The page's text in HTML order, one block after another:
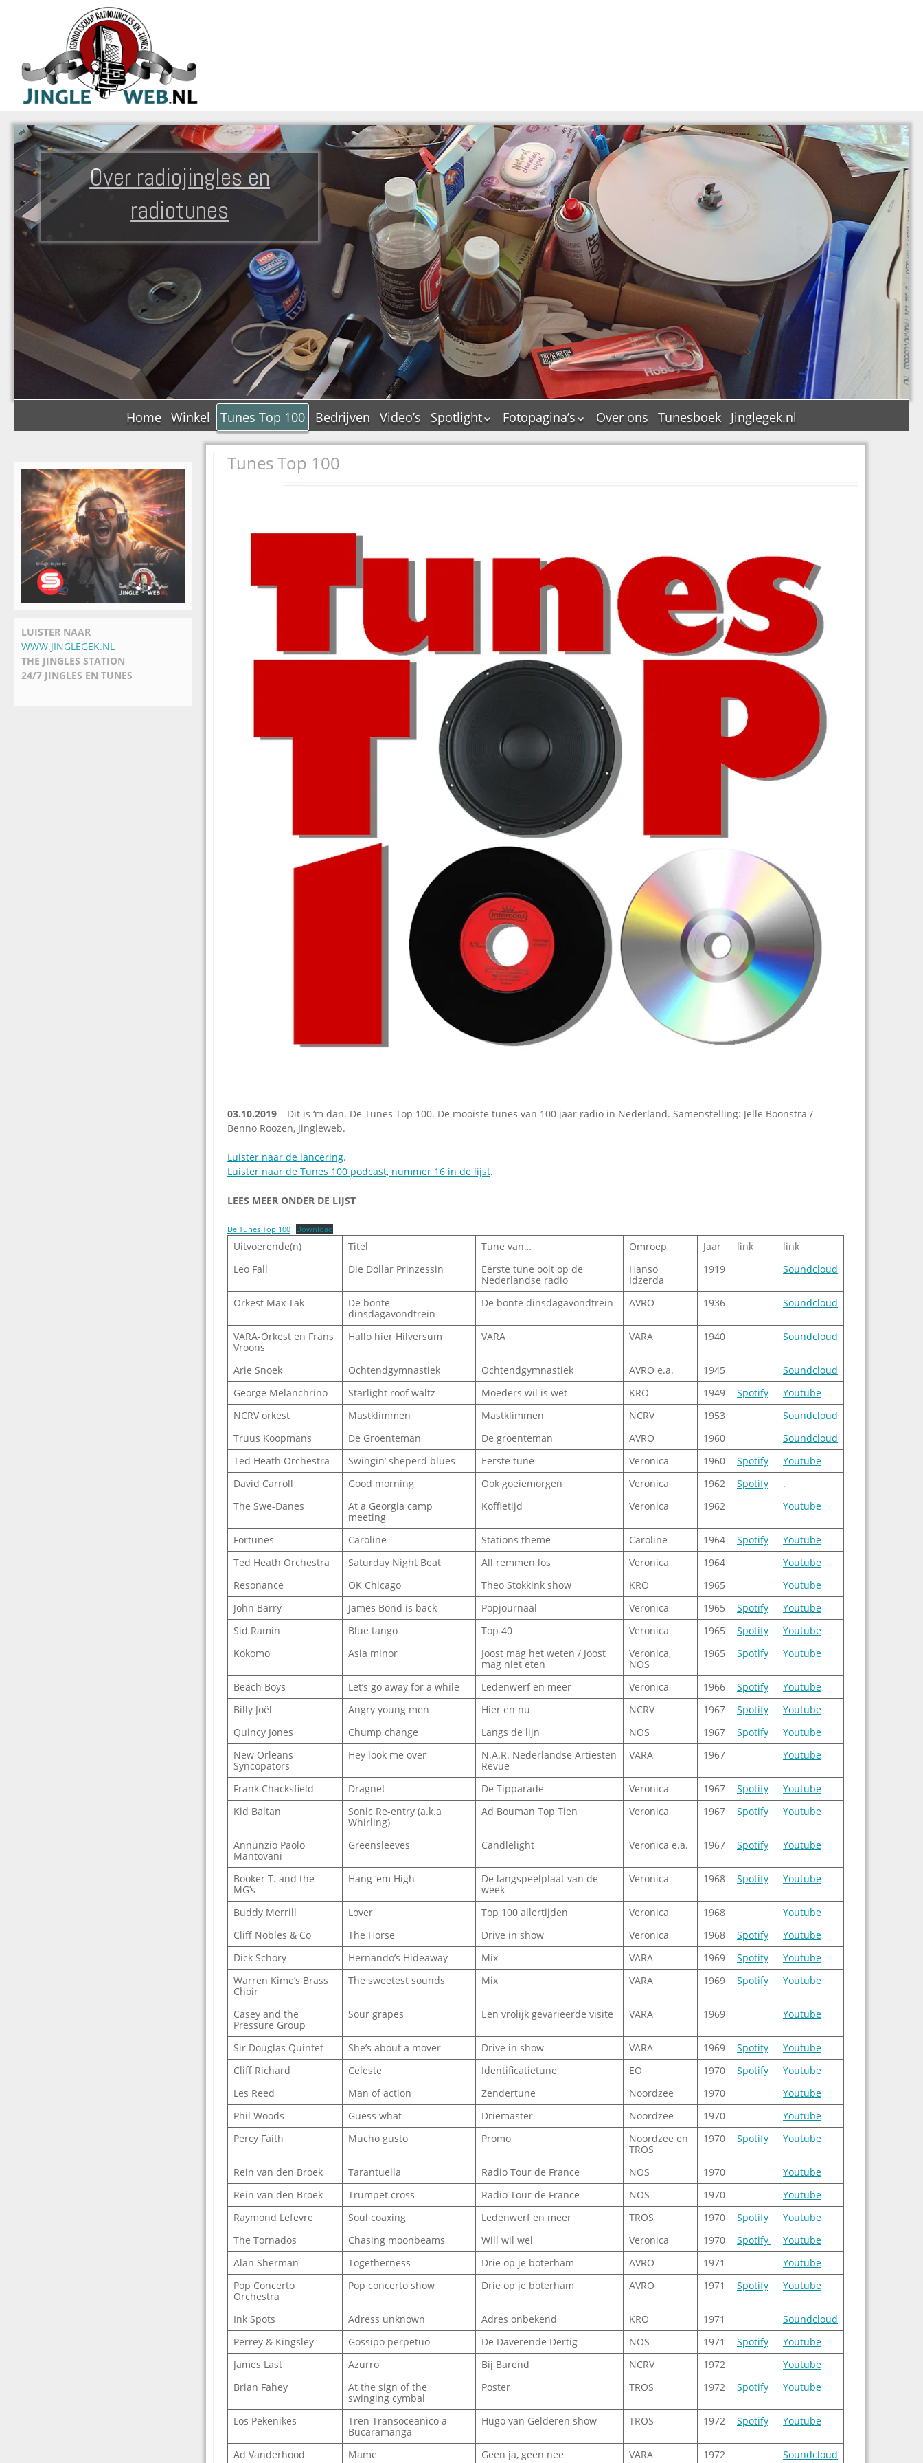
Over radiojingles en
radiotunes
Home Winkel Tunes Top 100 Bedrijven Video’s
Spotlight
De Tourflitsjingle –
Ferry Maat interview
Vaak
Uitvinding
jinglecassette
Fotopagina’s
JAM in pictures
Dik Voormekaar in
Over ons Tunesboek Jinglegek.nl
LUISTER NAAR
WWW.JINGLEGEK.NL
THE JINGLES STATION
24/7 JINGLES EN TUNES
Tunes Top 100
03.10.2019 – Dit is ‘m dan. De Tunes Top 100. De mooiste tunes van 100 jaar radio in Nederland. Samenstelling: Jelle Boonstra /
Benno Roozen, Jingleweb.
Luister naar de lancering.
Luister naar de Tunes 100 podcast, nummer 16 in de lijst.
LEES MEER ONDER DE LIJST
De Tunes Top 100 Download
Uitvoerende(n) Titel Tune van… Omroep Jaar link
link
Leo Fall
Die Dollar Prinzessin
Eerste tune ooit op de
Nederlandse radio
Hanso
Idzerda
1919 Soundcloud
Orkest Max Tak
De bonte
dinsdagavondtrein
De bonte dinsdagavondtrein AVRO 1936 Soundcloud
VARA-Orkest en Frans
Vroons
Hallo hier Hilversum VARA VARA 1940 Soundcloud
Arie Snoek Ochtendgymnastiek Ochtendgymnastiek AVRO e.a. 1945
Soundcloud
George Melanchrino
Starlight roof waltz Moeders wil is wet KRO 1949 Spotify
Youtube
NCRV orkest
Mastklimmen Mastklimmen NCRV 1953
Soundcloud
Truus Koopmans
De Groenteman De groenteman AVRO 1960
Soundcloud
Ted Heath Orchestra
Swingin’ sheperd blues Eerste tune Veronica 1960 Spotify
Youtube
David Carroll
Good morning Ook goeiemorgen Veronica 1962 Spotify
.
The Swe-Danes
At a Georgia camp
meeting
Koffietijd Veronica 1962 Youtube
Fortunes Caroline Stations theme Caroline 1964 Spotify
Youtube
Ted Heath Orchestra
Saturday Night Beat All remmen los Veronica 1964
Youtube
Resonance
OK Chicago Theo Stokkink show KRO 1965
Youtube
John Barry
James Bond is back Popjournaal Veronica 1965 Spotify
Youtube
Sid Ramin
Blue tango Top 40 Veronica 1965 Spotify
Youtube
Kokomo
Asia minor
Joost mag het weten / Joost
mag niet eten
Veronica,
NOS
1965 Spotify Youtube
Beach Boys Let’s go away for a while Ledenwerf en meer Veronica 1966 Spotify
Youtube
Billy Joël
Angry young men Hier en nu NCRV 1967 Spotify
Youtube
Quincy Jones
Chump change Langs de lijn NOS 1967 Spotify
Youtube
New Orleans
Syncopators
Hey look me over
N.A.R. Nederlandse Artiesten
Revue
VARA 1967 Youtube
Frank Chacksfield Dragnet De Tipparade Veronica 1967 Spotify
Youtube
Kid Baltan
Sonic Re-entry (a.k.a
Whirling)
Ad Bouman Top Tien Veronica 1967 Spotify Youtube
Annunzio Paolo
Mantovani
Greensleeves Candlelight Veronica e.a. 1967 Spotify Youtube
Booker T. and the
MG’s
Hang ‘em High
De langspeelplaat van de
week
Veronica 1968 Spotify Youtube
Buddy Merrill Lover Top 100 allertijden Veronica 1968
Youtube
Cliff Nobles & Co
The Horse Drive in show Veronica 1968 Spotify
Youtube
Dick Schory
Hernando’s Hideaway Mix VARA 1969 Spotify
Youtube
Warren Kime’s Brass
Choir
The sweetest sounds Mix VARA 1969 Spotify Youtube
Casey and the
Pressure Group
Sour grapes Een vrolijk gevarieerde visite VARA 1969 Youtube
Sir Douglas Quintet She’s about a mover Drive in show VARA 1969 Spotify
Youtube
Cliff Richard
Celeste Identificatietune EO 1970 Spotify
Youtube
Les Reed
Man of action Zendertune Noordzee 1970
Youtube
Phil Woods
Guess what Driemaster Noordzee 1970
Youtube
Percy Faith
Mucho gusto Promo
Noordzee en
TROS
1970 Spotify Youtube
Rein van den Broek Tarantuella Radio Tour de France NOS 1970
Youtube
Rein van den Broek
Trumpet cross Radio Tour de France NOS 1970
Youtube
Raymond Lefevre
Soul coaxing Ledenwerf en meer TROS 1970 Spotify
Youtube
The Tornados
Chasing moonbeams Will wil wel Veronica 1970 Spotify
Youtube
Alan Sherman
Togetherness Drie op je boterham AVRO 1971
Youtube
Pop Concerto
Orchestra
Pop concerto show Drie op je boterham AVRO 1971 Spotify Youtube
Ink Spots Adress unknown Adres onbekend KRO 1971
Soundcloud
Perrey & Kingsley
Gossipo perpetuo De Daverende Dertig NOS 1971 Spotify
Youtube
James Last
Azurro Bij Barend NCRV 1972
Youtube
Brian Fahey
At the sign of the
swinging cymbal
Poster TROS 1972 Spotify Youtube
Los Pekenikes
Tren Transoceanico a
Bucaramanga
Hugo van Gelderen show TROS 1972 Spotify Youtube
Ad Vanderhood Mame Geen ja, geen nee VARA 1972 Soundcloud